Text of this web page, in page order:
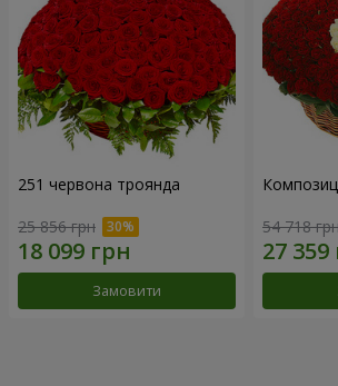
251 червона троянда
25 856 грн
Замовити
54 718